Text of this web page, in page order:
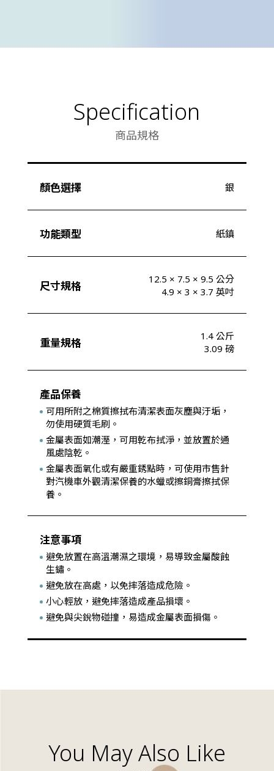
Specification
商品規格
顏色選擇 銀
功能類型 紙鎮
尺寸規格
12.5 × 7.5 × 9.5 公分
4.9 × 3 × 3.7 英吋
重量規格
1.4 公斤
3.09 磅
產品保養
可用所附之棉質擦拭布清潔表面灰塵與汙垢，
勿使用硬質毛刷。
金屬表面如潮溼，可用乾布拭淨，並放置於通
風處陰乾。
金屬表面氧化或有嚴重銹點時，可使用市售針
對汽機車外觀清潔保養的水蠟或擦銅膏擦拭保
養。
注意事項
避免放置在高溫潮濕之環境，易導致金屬酸蝕
生鏽。
避免放在高處，以免摔落造成危險。
小心輕放，避免摔落造成產品損壞。
避免與尖銳物碰撞，易造成金屬表面損傷。
You May Also Like